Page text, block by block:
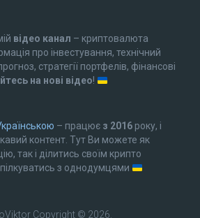
відео канал – криптовалюта
про інвестування, технічний
стратегії портфелів, фінансові
на нові відео!
– працює з 2016року, і
контент. Тут Ви можете як
так і ділитись своїм крипто
з однодумцями
Copyright © 2026.